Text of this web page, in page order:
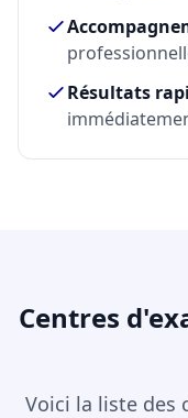
Résultats
Centres
Voici la liste des